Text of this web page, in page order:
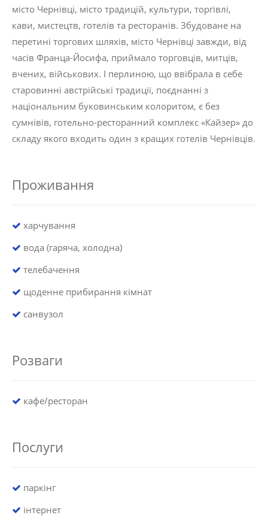
місто Чернівці, місто традицій, культури, торгівлі,
кави, мистецтв, готелів та ресторанів. Збудоване на
перетині торгових шляхів, місто Чернівці завжди, від
часів Франца-Йосифа, приймало торговців, митців,
вчених, військових. І перлиною, що ввібрала в себе
старовинні австрійські традиції, поєднанні з
національним буковинським колоритом, є без
сумнівів, готельно-ресторанний комплекс «Кайзер» до
складу якого входить один з кращих готелів Чернівців.
Проживання
харчування
вода (гаряча, холодна)
телебачення
щоденне прибирання кімнат
санвузол
Розваги
кафе/ресторан
Послуги
паркінг
інтернет